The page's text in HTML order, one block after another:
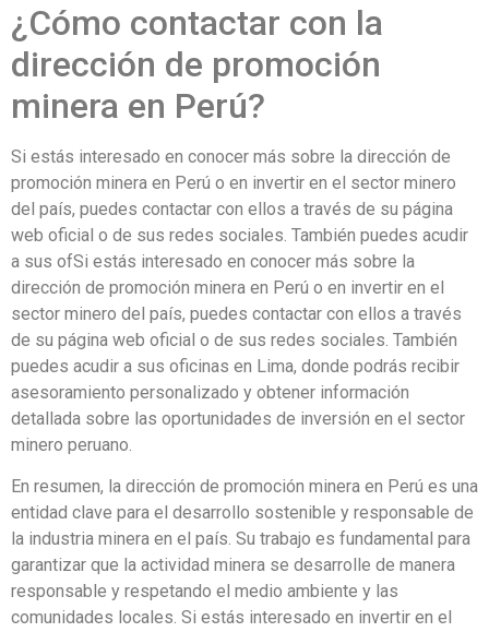
¿Cómo contactar con la
dirección de promoción
minera en Perú?
Si estás interesado en conocer más sobre la dirección de
promoción minera en Perú o en invertir en el sector minero
del país, puedes contactar con ellos a través de su página
web oficial o de sus redes sociales. También puedes acudir
a sus ofSi estás interesado en conocer más sobre la
dirección de promoción minera en Perú o en invertir en el
sector minero del país, puedes contactar con ellos a través
de su página web oficial o de sus redes sociales. También
puedes acudir a sus oficinas en Lima, donde podrás recibir
asesoramiento personalizado y obtener información
detallada sobre las oportunidades de inversión en el sector
minero peruano.
En resumen, la dirección de promoción minera en Perú es una
entidad clave para el desarrollo sostenible y responsable de
la industria minera en el país. Su trabajo es fundamental para
garantizar que la actividad minera se desarrolle de manera
responsable y respetando el medio ambiente y las
comunidades locales. Si estás interesado en invertir en el